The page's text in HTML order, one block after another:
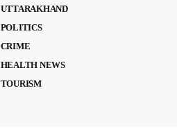
UTTARAKHAND
POLITICS
CRIME
HEALTH NEWS
TOURISM